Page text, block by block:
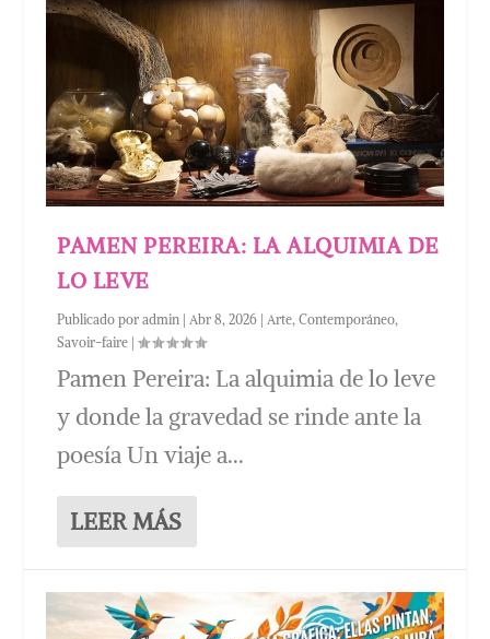
PAMEN PEREIRA: LA ALQUIMIA DE
LO LEVE
Publicado poradmin | Abr 8, 2026 | Arte,Contemporáneo,
Savoir-faire |
Pamen Pereira: La alquimia de lo leve
y donde la gravedad se rinde ante la
poesía Un viaje a...
LEER MÁS